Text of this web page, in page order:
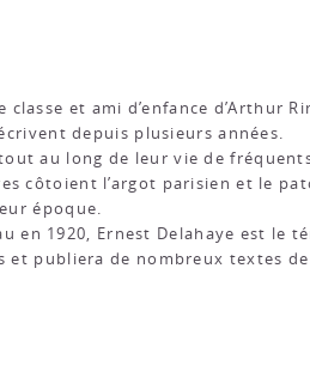
et ami d’enfance d’Arthur
depuis plusieurs années.
au long de leur vie de
côtoient l’argot parisien et le
époque.
en 1920, Ernest Delahaye est le
et publiera de nombreux textes